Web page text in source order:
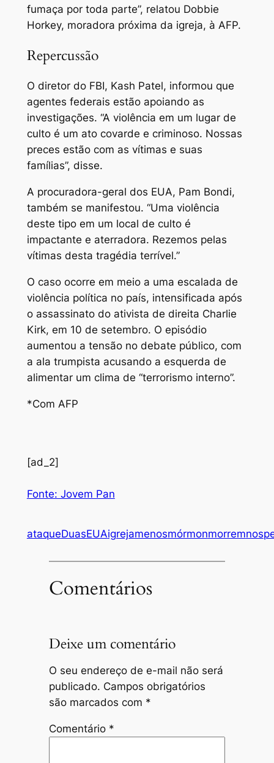
fumaça por toda parte”, relatou Dobbie
Horkey, moradora próxima da igreja, à AFP.
Repercussão
O diretor do FBI, Kash Patel, informou que
agentes federais estão apoiando as
investigações. “A violência em um lugar de
culto é um ato covarde e criminoso. Nossas
preces estão com as vítimas e suas
famílias”, disse.
A procuradora-geral dos EUA, Pam Bondi,
também se manifestou. “Uma violência
deste tipo em um local de culto é
impactante e aterradora. Rezemos pelas
vítimas desta tragédia terrível.”
O caso ocorre em meio a uma escalada de
violência política no país, intensificada após
o assassinato do ativista de direita Charlie
Kirk, em 10 de setembro. O episódio
aumentou a tensão no debate público, com
a ala trumpista acusando a esquerda de
alimentar um clima de “terrorismo interno”.
*Com AFP
[ad_2]
Fonte: Jovem Pan
ataqueDuasEUAigrejamenosmórmonmorremnos
Comentários
Deixe um comentário
O seu endereço de e-mail não será
publicado. Campos obrigatórios
são marcados com *
Comentário *